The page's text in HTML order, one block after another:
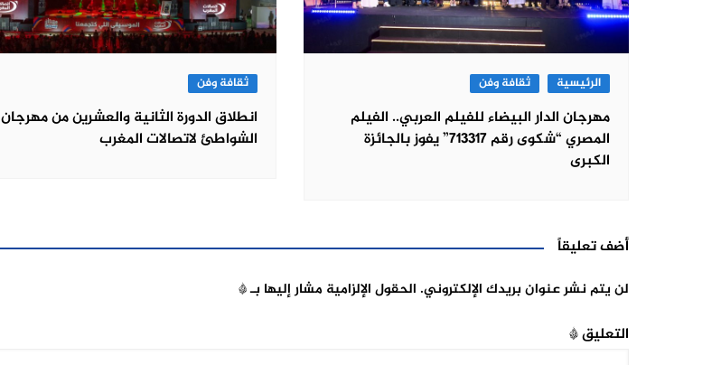
الرئيسية ثقافة وفن
مهرجان الدار البيضاء للفيلم العربي.. الفيلم
المصري “شكوى رقم 713317” يفوز بالجائزة
الكبرى
ثقافة وفن
انطلاق الدورة الثانية والعشرين من مهرجان
الشواطئ لاتصالات المغرب
أضف تعليقاً
لن يتم نشر عنوان بريدك الإلكتروني. الحقول الإلزامية مشار إليها بـ*
التعليق*